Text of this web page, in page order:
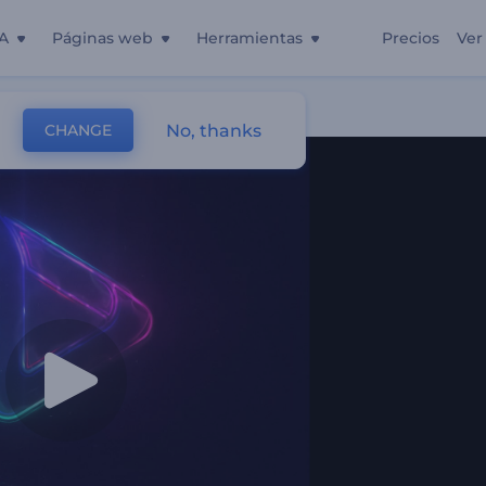
Páginas web Herramientas Precios Ver
CHANGE No, thanks